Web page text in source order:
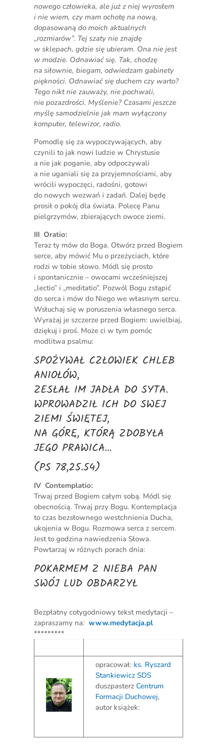
nowego człowieka, ale już z niej wyrosłem
i nie wiem, czy mam ochotę na nową,
dopasowaną do moich aktualnych
„rozmiarów”. Tej szaty nie znajdę
w sklepach, gdzie się ubieram. Ona nie jest
w modzie. Odnawiać się. Tak, chodzę
na siłownie, biegam, odwiedzam gabinety
piękności. Odnawiać się duchem czy warto?
Tego nikt nie zauważy, nie pochwali,
nie pozazdrości. Myślenie? Czasami jeszcze
myślę samodzielnie jak mam wyłączony
komputer, telewizor, radio.
Pomodlę się za wypoczywających, aby
czynili to jak nowi ludzie w Chrystusie
a nie jak poganie, aby odpoczywali
a nie uganiali się za przyjemnościami, aby
wrócili wypoczęci, radośni, gotowi
do nowych wezwań i zadań. Dalej będę
prosił o pokój dla świata. Polecę Panu
pielgrzymów, zbierających owoce ziemi.
III Oratio:
Teraz ty mów do Boga. Otwórz przed Bogiem
serce, aby mówić Mu o przeżyciach, które
rodzi w tobie słowo. Módl się prosto
i spontanicznie – owocami wcześniejszej
„lectio” i „meditatio”. Pozwól Bogu zstąpić
do serca i mów do Niego we własnym sercu.
Wsłuchaj się w poruszenia własnego serca.
Wyrażaj je szczerze przed Bogiem: uwielbiaj,
dziękuj i proś. Może ci w tym pomóc
modlitwa psalmu:
SPOŻYWAŁ CZŁOWIEK CHLEB
ANIOŁÓW,
ZESŁAŁ IM JADŁA DO SYTA.
WPROWADZIŁ ICH DO SWEJ
ZIEMI ŚWIĘTEJ,
NA GÓRĘ, KTÓRĄ ZDOBYŁA
JEGO PRAWICA…
(PS 78,25.54)
IV Contemplatio:
Trwaj przed Bogiem całym sobą. Módl się
obecnością. Trwaj przy Bogu. Kontemplacja
to czas bezsłownego westchnienia Ducha,
ukojenia w Bogu. Rozmowa serca z sercem.
Jest to godzina nawiedzenia Słowa.
Powtarzaj w różnych porach dnia:
POKARMEM Z NIEBA PAN
SWÓJ LUD OBDARZYŁ
Bezpłatny cotygodniowy tekst medytacji –
zapraszamy na: www.medytacja.pl
*********
opracował: ks. Ryszard
Stankiewicz SDS
duszpasterz Centrum
Formacji Duchowej,
autor książek: